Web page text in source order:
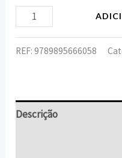
REF:9789895666058
Descrição